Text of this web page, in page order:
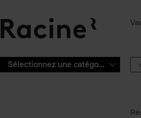
Sélectionnez une catégorie